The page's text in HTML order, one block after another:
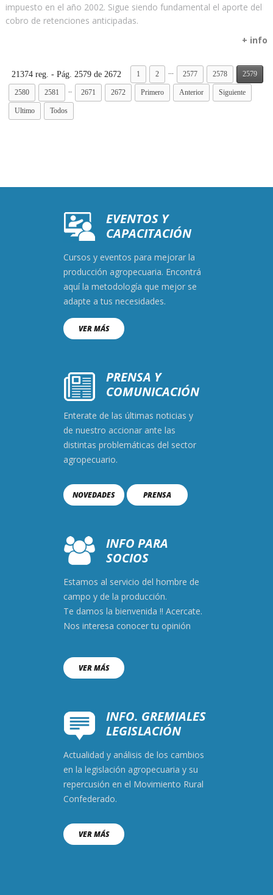
impuesto en el año 2002. Sigue siendo fundamental el aporte del
cobro de retenciones anticipadas.
+ info
21374 reg. - Pág. 2579 de 2672 1 2 ... 2577 2578 2579
2580 2581 .. 2671 2672 Primero Anterior Siguiente
Ultimo Todos
EVENTOS Y
CAPACITACIÓN
Cursos y eventos para mejorar la
producción agropecuaria. Encontrá
aquí la metodología que mejor se
adapte a tus necesidades.
VER MÁS
PRENSA Y
COMUNICACIÓN
Enterate de las últimas noticias y
de nuestro accionar ante las
distintas problemáticas del sector
agropecuario.
NOVEDADES PRENSA
INFO PARA
SOCIOS
Estamos al servicio del hombre de
campo y de la producción.
Te damos la bienvenida !! Acercate.
Nos interesa conocer tu opinión
VER MÁS
INFO. GREMIALES
LEGISLACIÓN
Actualidad y análisis de los cambios
en la legislación agropecuaria y su
repercusión en el Movimiento Rural
Confederado.
VER MÁS